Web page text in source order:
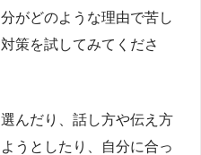
がどのような理由で苦し
策を試してみてくださ
んだり、話し方や伝え方
うとしたり、自分に合っ